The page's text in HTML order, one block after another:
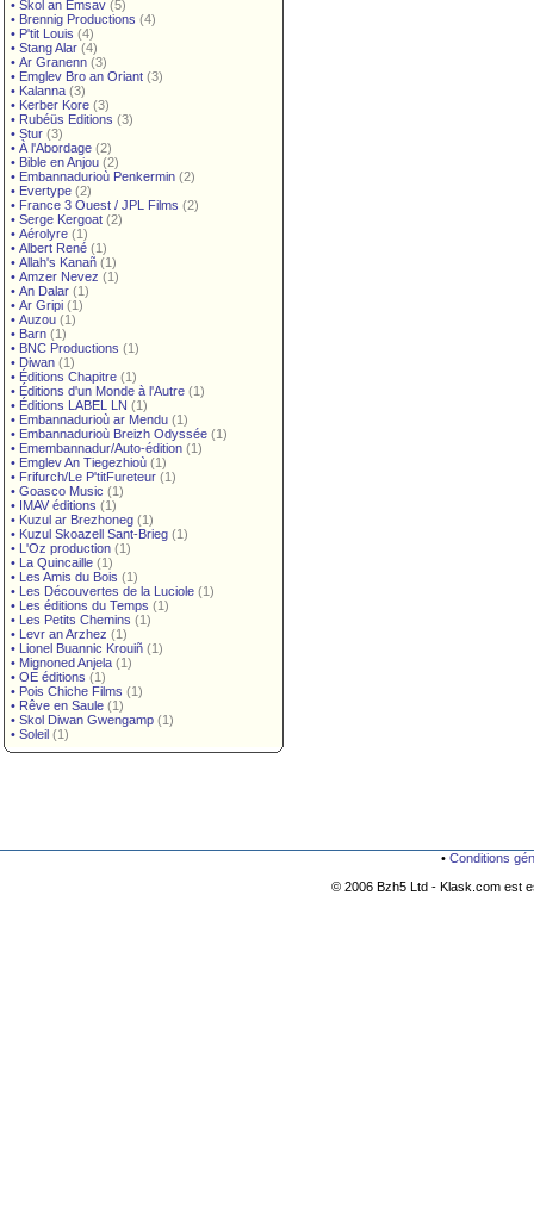
• Skol an Emsav (5)
• Brennig Productions (4)
• P'tit Louis (4)
• Stang Alar (4)
• Ar Granenn (3)
• Emglev Bro an Oriant (3)
• Kalanna (3)
• Kerber Kore (3)
• Rubéüs Editions (3)
• Stur (3)
• À l'Abordage (2)
• Bible en Anjou (2)
• Embannadurioù Penkermin (2)
• Evertype (2)
• France 3 Ouest / JPL Films (2)
• Serge Kergoat (2)
• Aérolyre (1)
• Albert René (1)
• Allah's Kanañ (1)
• Amzer Nevez (1)
• An Dalar (1)
• Ar Gripi (1)
• Auzou (1)
• Barn (1)
• BNC Productions (1)
• Diwan (1)
• Éditions Chapitre (1)
• Éditions d'un Monde à l'Autre (1)
• Éditions LABEL LN (1)
• Embannadurioù ar Mendu (1)
• Embannadurioù Breizh Odyssée (1)
• Emembannadur/Auto-édition (1)
• Emglev An Tiegezhioù (1)
• Frifurch/Le P'titFureteur (1)
• Goasco Music (1)
• IMAV éditions (1)
• Kuzul ar Brezhoneg (1)
• Kuzul Skoazell Sant-Brieg (1)
• L'Oz production (1)
• La Quincaille (1)
• Les Amis du Bois (1)
• Les Découvertes de la Luciole (1)
• Les éditions du Temps (1)
• Les Petits Chemins (1)
• Levr an Arzhez (1)
• Lionel Buannic Krouiñ (1)
• Mignoned Anjela (1)
• OE éditions (1)
• Pois Chiche Films (1)
• Rêve en Saule (1)
• Skol Diwan Gwengamp (1)
• Soleil (1)
•Conditions
© 2006 Bzh5 Ltd - Klask.com est